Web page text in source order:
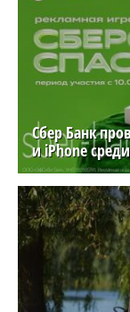
Сбер Банк
и iPhone